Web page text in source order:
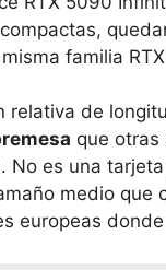
familia
relativa de
que otras
No es una
medio que
europeas